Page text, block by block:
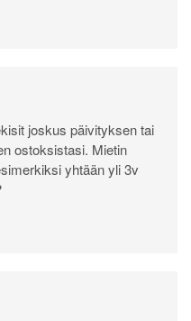
joskus päivityksen tai
ostoksistasi. Mietin
yhtään yli 3v